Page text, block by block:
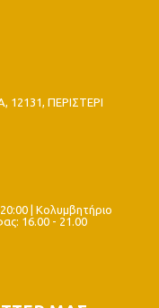
12131, ΠΕΡΙΣΤΕΡΙ
| Κολυμβητήριο
16.00 - 21.00